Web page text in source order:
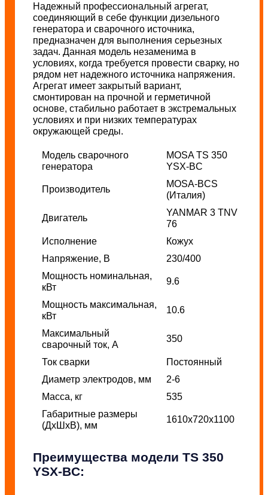
Надежный профессиональный агрегат,
соединяющий в себе функции дизельного
генератора и сварочного источника,
предназначен для выполнения серьезных
задач. Данная модель незаменима в
условиях, когда требуется провести сварку, но
рядом нет надежного источника напряжения.
Агрегат имеет закрытый вариант,
смонтирован на прочной и герметичной
основе, стабильно работает в экстремальных
условиях и при низких температурах
окружающей среды.
Модель сварочного
генератора
MOSA TS 350
YSX-BC
Производитель
MOSA-BCS
(Италия)
Двигатель
YANMAR 3 TNV
76
Исполнение
Кожух
Напряжение, В
230/400
Мощность номинальная,
кВт
9.6
Мощность максимальная,
кВт
10.6
Максимальный
сварочный ток, А
350
Ток сварки
Постоянный
Диаметр электродов, мм
2-6
Масса, кг
535
Габаритные размеры
(ДхШхВ), мм
1610х720х1100
Преимущества модели TS 350
YSX-BC: